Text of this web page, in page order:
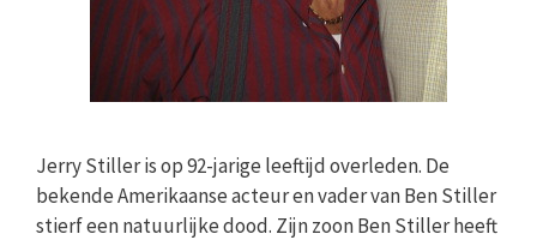
Jerry Stiller is op 92-jarige leeftijd overleden. De
bekende Amerikaanse acteur en vader van Ben Stiller
stierf een natuurlijke dood. Zijn zoon Ben Stiller heeft